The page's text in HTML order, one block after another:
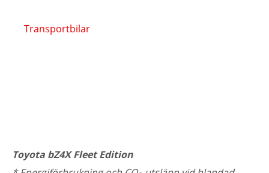
Transportbilar
Toyota bZ4X Fleet Edition